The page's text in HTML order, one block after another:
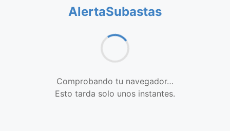
AlertaSubastas
Comprobando tu navegador…
Esto tarda solo unos instantes.